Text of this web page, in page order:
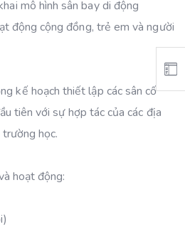
mô hình sân bay di động
động cộng đồng, trẻ em và người
kế hoạch thiết lập các sân cố
tiên với sự hợp tác của các địa
học.
hoạt động: